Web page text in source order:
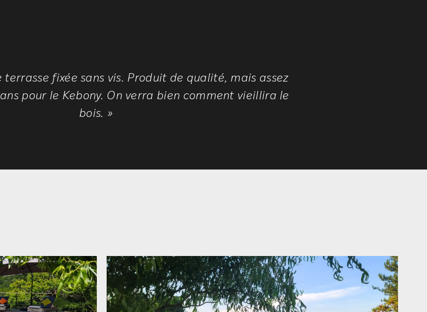
terrasse fixée sans vis. Produit de qualité, mais assez
pour le Kebony. On verra bien comment vieillira le
bois. »